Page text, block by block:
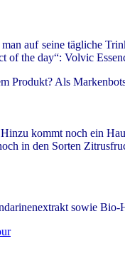
auf seine tägliche
the day“: Volvic
Produkt? Als
kommt noch ein
in den Sorten
sowie Bio-